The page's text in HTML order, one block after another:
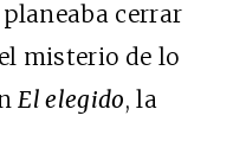
cerrar
misterio de lo
El elegido, la